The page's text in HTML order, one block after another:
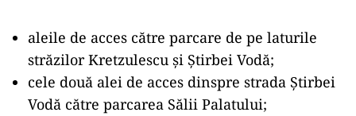
aleile de acces către parcare de pe laturile
străzilor Kretzulescu și Știrbei Vodă;
cele două alei de acces dinspre strada Știrbei
Vodă către parcarea Sălii Palatului;